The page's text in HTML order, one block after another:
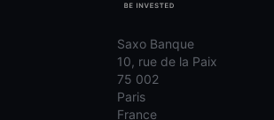
Saxo Banque
10, rue de la Paix
75 002
Paris
France